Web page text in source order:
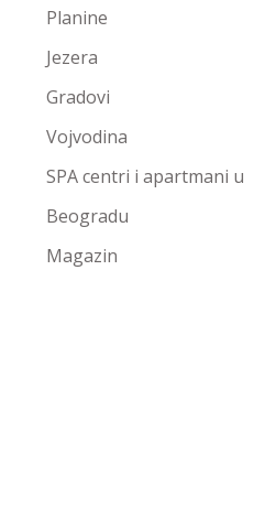
Planine
Jezera
Gradovi
Vojvodina
SPA centri i apartmani u
Beogradu
Magazin